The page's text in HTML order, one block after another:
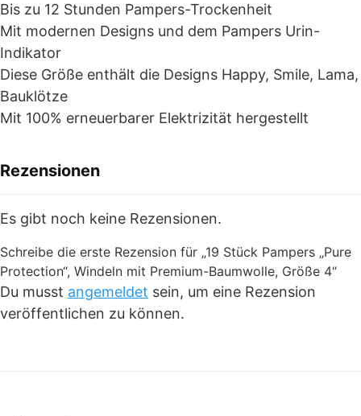
Bis zu 12 Stunden Pampers-Trockenheit
Mit modernen Designs und dem Pampers Urin-
Indikator
Diese Größe enthält die Designs Happy, Smile, Lama,
Bauklötze
Mit 100% erneuerbarer Elektrizität hergestellt
Rezensionen
Es gibt noch keine Rezensionen.
Schreibe die erste Rezension für „19 Stück Pampers „Pure
Protection“, Windeln mit Premium-Baumwolle, Größe 4“
Du musst angemeldet sein, um eine Rezension
veröffentlichen zu können.